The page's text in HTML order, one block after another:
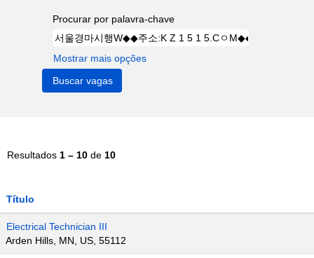
Procurar por palavra-chave
Mostrar mais opções
Resultados 1 – 10 de 10
Título
Electrical Technician III
Arden Hills, MN, US, 55112